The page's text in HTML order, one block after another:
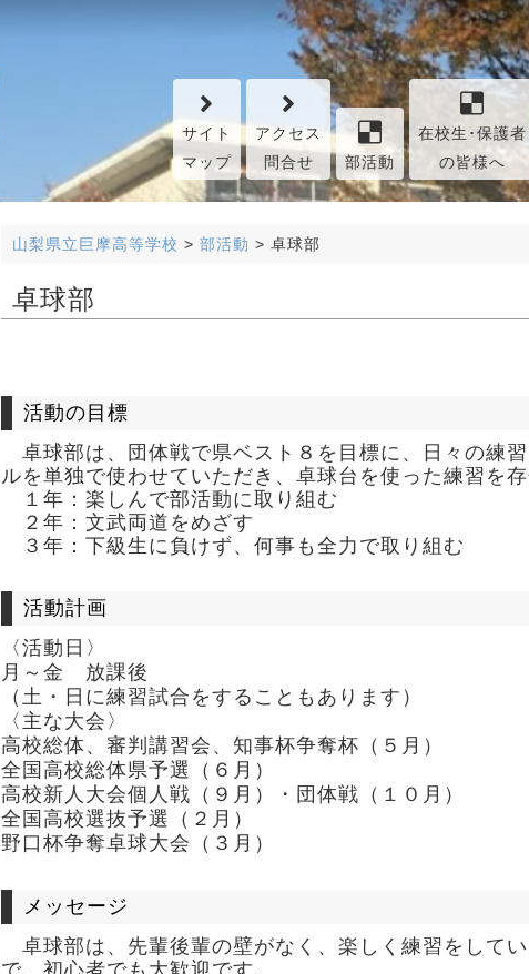
サイト
マップ
アクセス
問合せ
部活動
在校生･保護者
の皆様へ
山梨県立巨摩高等学校 > 部活動 > 卓球部
卓球部
活動の目標
卓球部は、団体戦で県ベスト８を目標に、日々の練
ルを単独で使わせていただき、卓球台を使った練習を存
１年：楽しんで部活動に取り組む
２年：文武両道をめざす
３年：下級生に負けず、何事も全力で取り組む
活動計画
〈活動日〉
月～金 放課後
（土・日に練習試合をすることもあります）
〈主な大会〉
高校総体、審判講習会、知事杯争奪杯（５月）
全国高校総体県予選（６月）
高校新人大会個人戦（９月）・団体戦（１０月）
全国高校選抜予選（２月）
野口杯争奪卓球大会（３月）
メッセージ
卓球部は、先輩後輩の壁がなく、楽しく練習をして
で、初心者でも大歓迎です。